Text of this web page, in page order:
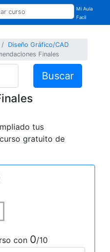
Mi Aula
Facil
Diseño Gráfico/CAD
Finales
Buscar
tus
gratuito de
con 0/10